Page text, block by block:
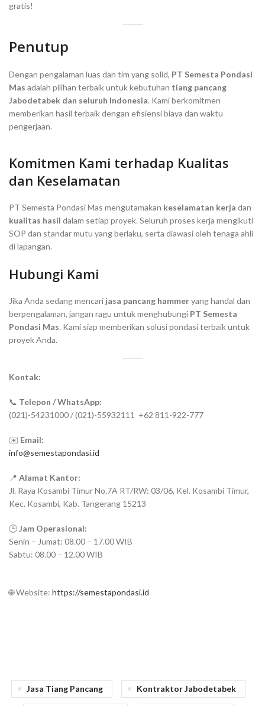
gratis!
Penutup
Dengan pengalaman luas dan tim yang solid, PT Semesta Pondasi
Mas adalah pilihan terbaik untuk kebutuhan tiang pancang
Jabodetabek dan seluruh Indonesia. Kami berkomitmen
memberikan hasil terbaik dengan efisiensi biaya dan waktu
pengerjaan.
Komitmen Kami terhadap Kualitas
dan Keselamatan
PT Semesta Pondasi Mas mengutamakan keselamatan kerja dan
kualitas hasil dalam setiap proyek. Seluruh proses kerja mengikuti
SOP dan standar mutu yang berlaku, serta diawasi oleh tenaga ahli
di lapangan.
Hubungi Kami
Jika Anda sedang mencari jasa pancang hammeryang handal dan
berpengalaman, jangan ragu untuk menghubungi PT Semesta
Pondasi Mas. Kami siap memberikan solusi pondasi terbaik untuk
proyek Anda.
Kontak:
📞 Telepon / WhatsApp:
(021)-54231000 / (021)-55932111 +62 811-922-777
✉️ Email:
info@semestapondasi.id
📍 Alamat Kantor:
Jl. Raya Kosambi Timur No.7A RT/RW: 03/06, Kel. Kosambi Timur,
Kec. Kosambi, Kab. Tangerang 15213
🕒Jam Operasional:
Senin – Jumat: 08.00 – 17.00 WIB
Sabtu: 08.00 – 12.00 WIB
🌐 Website: https://semestapondasi.id
Jasa Tiang Pancang Kontraktor Jabodetabek